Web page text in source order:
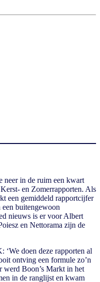
neer in de ruim een kwart
en Zomerrapporten. Als
een gemiddeld rapportcijfer
buitengewoon
nieuws is er voor Albert
en Nettorama zijn de
doen deze rapporten al
ontving een formule zo’n
Boon’s Markt in het
in de ranglijst en kwam